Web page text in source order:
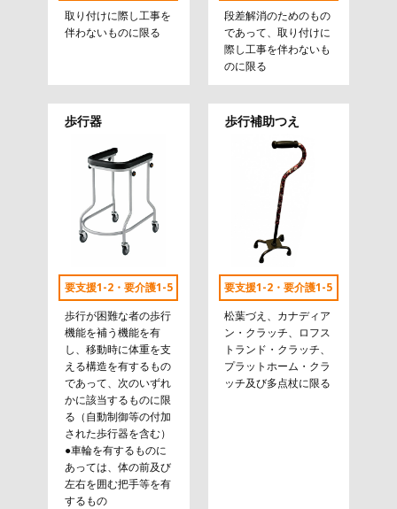
取り付けに際し工事を
伴わないものに限る
段差解消のためのもの
であって、取り付けに
際し工事を伴わないも
のに限る
歩行器
要支援1-2・要介護1-5
歩行が困難な者の歩行
機能を補う機能を有
し、移動時に体重を支
える構造を有するもの
であって、次のいずれ
かに該当するものに限
る（自動制御等の付加
された歩行器を含む）
●車輪を有するものに
あっては、体の前及び
左右を囲む把手等を有
するもの
歩行補助つえ
要支援1-2・要介護1-5
松葉づえ、カナディア
ン・クラッチ、ロフス
トランド・クラッチ、
プラットホーム・クラ
ッチ及び多点杖に限る